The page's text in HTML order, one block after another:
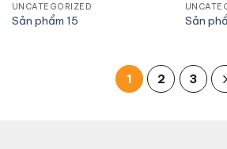
UNCATEGORIZED
Sản phẩm 15 Sản
1 2 3